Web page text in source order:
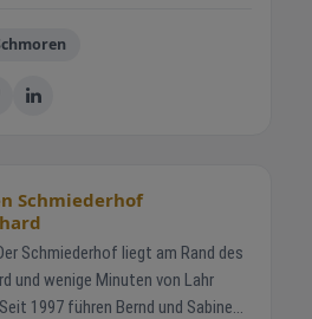
Schmiederhof
und wenige Minuten von Lahr
1997 führen Bernd und Sabine